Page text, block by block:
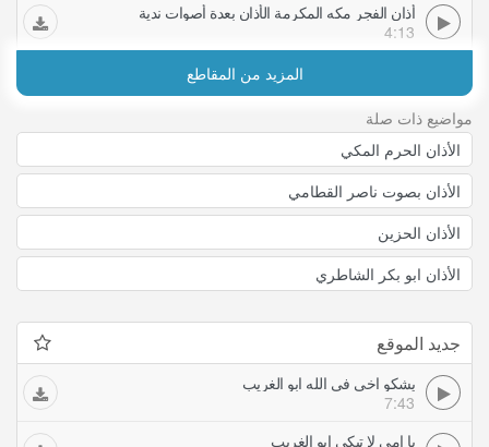
أذان الفجر مكه المكرمة الأذان بعدة أصوات ندية
4:13
المزيد من المقاطع
مواضيع ذات صلة
الأذان الحرم المكي
الأذان بصوت ناصر القطامي
الأذان الحزين
الأذان ابو بكر الشاطري
جديد الموقع
يشكو اخي في الله ابو الغريب
7:43
يا امي لا تبكي ابو الغريب